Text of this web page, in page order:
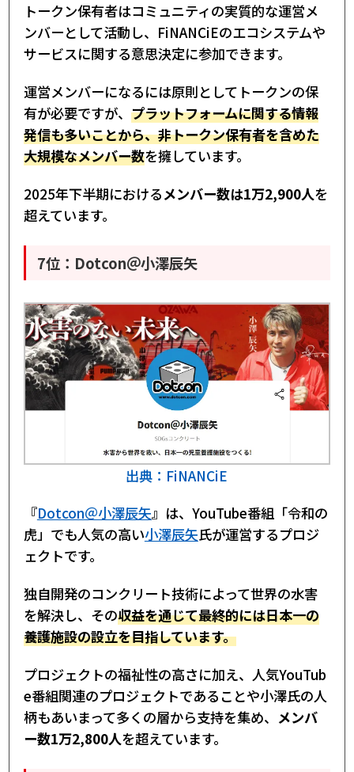
トークン保有者はコミュニティの実質的な運営メ
ンバーとして活動し、FiNANCiEのエコシステムや
サービスに関する意思決定に参加できます。
運営メンバーになるには原則としてトークンの保
有が必要ですが、 プラットフォームに関する情報
発信も多いことから、非トークン保有者を含めた
大規模なメンバー数を擁しています。
2025年下半期におけるメンバー数は1万2,900人を
超えています。
7位：Dotcon＠小澤辰矢
出典：FiNANCiE
『Dotcon＠小澤辰矢』は、YouTube番組「令和の
虎」でも人気の高い小澤辰矢氏が運営するプロジ
ェクトです。
独自開発のコンクリート技術によって世界の水害
を解決し、その収益を通じて最終的には日本一の
養護施設の設立を目指しています。
プロジェクトの福祉性の高さに加え、人気YouTub
e番組関連のプロジェクトであることや小澤氏の人
柄もあいまって多くの層から支持を集め、 メンバ
ー数1万2,800人を超えています。